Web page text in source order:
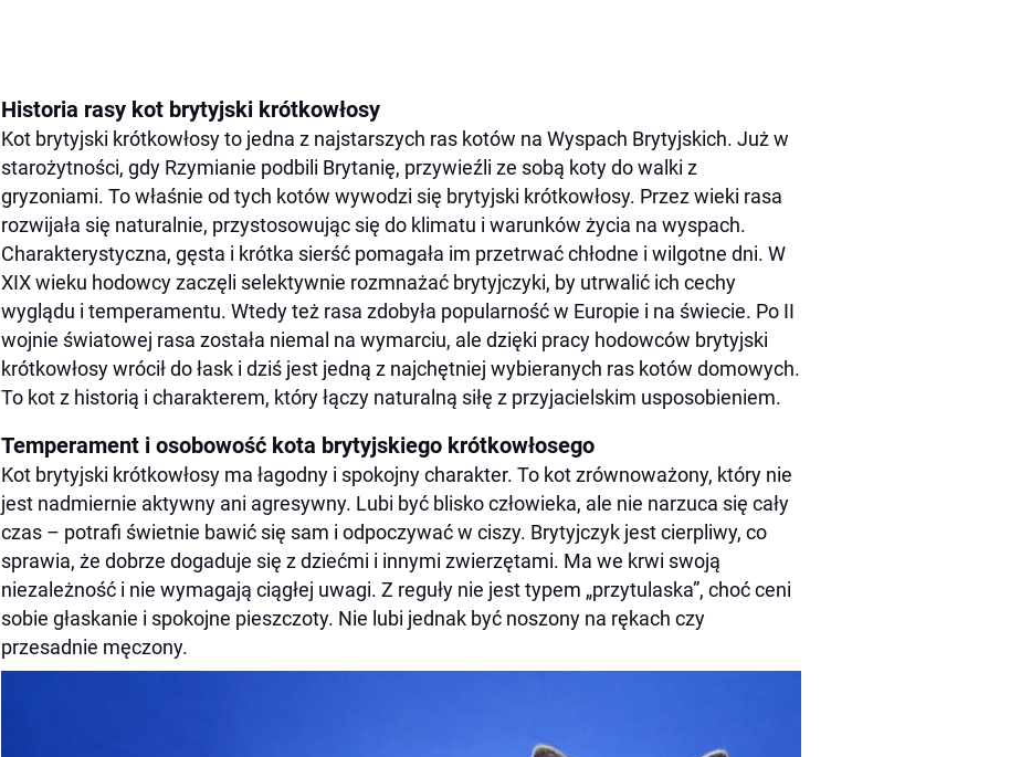
Historia rasy kot brytyjski krótkowłosy
Kot brytyjski krótkowłosy to jedna z najstarszych ras kotów na Wyspach Brytyjskich. Już w
starożytności, gdy Rzymianie podbili Brytanię, przywieźli ze sobą koty do walki z
gryzoniami. To właśnie od tych kotów wywodzi się brytyjski krótkowłosy. Przez wieki rasa
rozwijała się naturalnie, przystosowując się do klimatu i warunków życia na wyspach.
Charakterystyczna, gęsta i krótka sierść pomagała im przetrwać chłodne i wilgotne dni. W
XIX wieku hodowcy zaczęli selektywnie rozmnażać brytyjczyki, by utrwalić ich cechy
wyglądu i temperamentu. Wtedy też rasa zdobyła popularność w Europie i na świecie. Po II
wojnie światowej rasa została niemal na wymarciu, ale dzięki pracy hodowców brytyjski
krótkowłosy wrócił do łask i dziś jest jedną z najchętniej wybieranych ras kotów domowych.
To kot z historią i charakterem, który łączy naturalną siłę z przyjacielskim usposobieniem.
Temperament i osobowość kota brytyjskiego krótkowłosego
Kot brytyjski krótkowłosy ma łagodny i spokojny charakter. To kot zrównoważony, który nie
jest nadmiernie aktywny ani agresywny. Lubi być blisko człowieka, ale nie narzuca się cały
czas – potrafi świetnie bawić się sam i odpoczywać w ciszy. Brytyjczyk jest cierpliwy, co
sprawia, że dobrze dogaduje się z dziećmi i innymi zwierzętami. Ma we krwi swoją
niezależność i nie wymagają ciągłej uwagi. Z reguły nie jest typem „przytulaska”, choć ceni
sobie głaskanie i spokojne pieszczoty. Nie lubi jednak być noszony na rękach czy
przesadnie męczony.